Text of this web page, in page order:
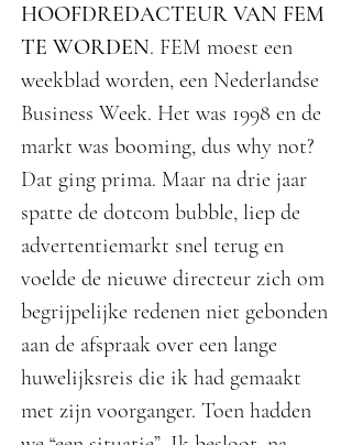
HOOFDREDACTEUR VAN FEM
TE WORDEN. FEM moest een
weekblad worden, een Nederlandse
Business Week. Het was 1998 en de
markt was booming, dus why not?
Dat ging prima. Maar na drie jaar
spatte de dotcom bubble, liep de
advertentiemarkt snel terug en
voelde de nieuwe directeur zich om
begrijpelijke redenen niet gebonden
aan de afspraak over een lange
huwelijksreis die ik had gemaakt
met zijn voorganger. Toen hadden